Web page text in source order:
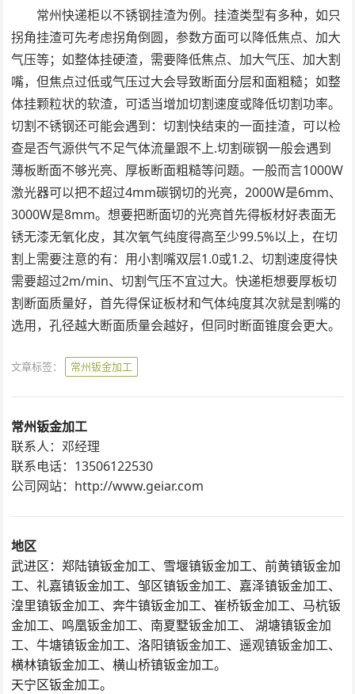
常州快递柜以不锈钢挂渣为例。挂渣类型有多种，如只
拐角挂渣可先考虑拐角倒圆，参数方面可以降低焦点、加大
气压等；如整体挂硬渣，需要降低焦点、加大气压、加大割
嘴，但焦点过低或气压过大会导致断面分层和面粗糙；如整
体挂颗粒状的软渣，可适当增加切割速度或降低切割功率。
切割不锈钢还可能会遇到：切割快结束的一面挂渣，可以检
查是否气源供气不足气体流量跟不上.切割碳钢一般会遇到
薄板断面不够光亮、厚板断面粗糙等问题。一般而言1000W
激光器可以把不超过4mm碳钢切的光亮，2000W是6mm、
3000W是8mm。想要把断面切的光亮首先得板材好表面无
锈无漆无氧化皮，其次氧气纯度得高至少99.5%以上，在切
割上需要注意的有：用小割嘴双层1.0或1.2、切割速度得快
需要超过2m/min、切割气压不宜过大。快递柜想要厚板切
割断面质量好，首先得保证板材和气体纯度其次就是割嘴的
选用，孔径越大断面质量会越好，但同时断面锥度会更大。
文章标签： 常州钣金加工
常州钣金加工
联系人：邓经理
联系电话：13506122530
公司网站：http://www.geiar.com
地区
武进区：郑陆镇钣金加工、雪堰镇钣金加工、前黄镇钣金加
工、礼嘉镇钣金加工、邹区镇钣金加工、嘉泽镇钣金加工、
湟里镇钣金加工、奔牛镇钣金加工、崔桥钣金加工、马杭钣
金加工、鸣凰钣金加工、南夏墅钣金加工、 湖塘镇钣金加
工、牛塘镇钣金加工、洛阳镇钣金加工、遥观镇钣金加工、
横林镇钣金加工、横山桥镇钣金加工。
天宁区钣金加工。